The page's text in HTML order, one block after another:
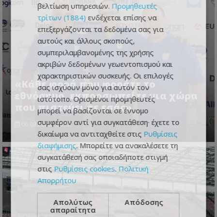
«Κάθε φορά που φοράτε το
εθνόσημο, εκπροσωπείτε μια χώρα
που πιστεύει σε εσάς»
06.08.2026 - 20:22
βελτίωση υπηρεσιών. Προμηθευτές
τρίτων (1884) ενδέχεται επίσης να
επεξεργάζονται τα δεδομένα σας για
αυτούς και άλλους σκοπούς,
συμπεριλαμβανομένης της χρήσης
ακριβών δεδομένων γεωεντοπισμού και
χαρακτηριστικών συσκευής. Οι επιλογές
σας ισχύουν μόνο για αυτόν τον
ιστότοπο. Ορισμένοι προμηθευτές
μπορεί να βασίζονται σε έννομο
συμφέρον αντί για συγκατάθεση· έχετε το
δικαίωμα να αντιταχθείτε στις Ρυθμίσεις
διαφήμισης. Μπορείτε να ανακαλέσετε τη
συγκατάθεσή σας οποιαδήποτε στιγμή
στις Ρυθμίσεις cookies. Πολιτική
Απορρήτου
Απολύτως
απαραίτητα
Απόδοσης